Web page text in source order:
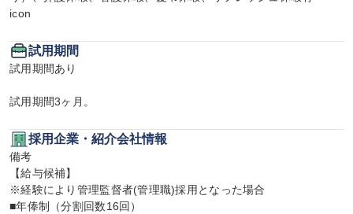
icon
試用期間
試用期間あり
試用期間3ヶ月。
採用企業・紹介会社情報
備考
【給与候補】
※経験により管理監督者(管理職)採用となった場合
■年俸制（分割回数16回）